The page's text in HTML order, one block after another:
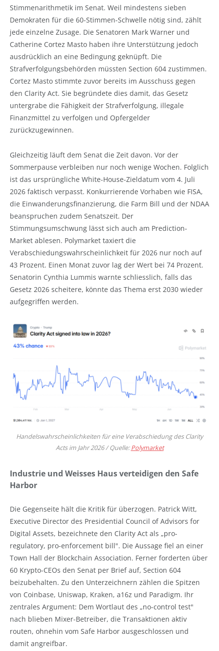
Stimmenarithmetik im Senat. Weil mindestens sieben
Demokraten für die 60-Stimmen-Schwelle nötig sind, zählt
jede einzelne Zusage. Die Senatoren Mark Warner und
Catherine Cortez Masto haben ihre Unterstützung jedoch
ausdrücklich an eine Bedingung geknüpft. Die
Strafverfolgungsbehörden müssten Section 604 zustimmen.
Cortez Masto stimmte zuvor bereits im Ausschuss gegen
den Clarity Act. Sie begründete dies damit, das Gesetz
untergrabe die Fähigkeit der Strafverfolgung, illegale
Finanzmittel zu verfolgen und Opfergelder
zurückzugewinnen.
Gleichzeitig läuft dem Senat die Zeit davon. Vor der
Sommerpause verbleiben nur noch wenige Wochen. Folglich
ist das ursprüngliche White-House-Zieldatum vom 4. Juli
2026 faktisch verpasst. Konkurrierende Vorhaben wie FISA,
die Einwanderungsfinanzierung, die Farm Bill und der NDAA
beanspruchen zudem Senatszeit. Der
Stimmungsumschwung lässt sich auch am Prediction-
Market ablesen. Polymarket taxiert die
Verabschiedungswahrscheinlichkeit für 2026 nur noch auf
43 Prozent. Einen Monat zuvor lag der Wert bei 74 Prozent.
Senatorin Cynthia Lummis warnte schliesslich, falls das
Gesetz 2026 scheitere, könnte das Thema erst 2030 wieder
aufgegriffen werden.
Handelswahrscheinlichkeiten für eine Verabschiedung des Clarity
Acts im Jahr 2026 / Quelle:Polymarket
Industrie und Weisses Haus verteidigen den Safe
Harbor
Die Gegenseite hält die Kritik für überzogen. Patrick Witt,
Executive Director des Presidential Council of Advisors for
Digital Assets, bezeichnete den Clarity Act als „pro-
regulatory, pro-enforcement bill". Die Aussage fiel an einer
Town Hall der Blockchain Association. Ferner forderten über
60 Krypto-CEOs den Senat per Brief auf, Section 604
beizubehalten. Zu den Unterzeichnern zählen die Spitzen
von Coinbase, Uniswap, Kraken, a16z und Paradigm. Ihr
zentrales Argument: Dem Wortlaut des „no-control test"
nach blieben Mixer-Betreiber, die Transaktionen aktiv
routen, ohnehin vom Safe Harbor ausgeschlossen und
damit angreifbar.